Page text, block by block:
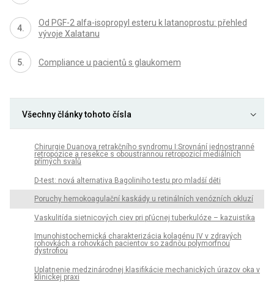
Od PGF-2 alfa-isopropyl esteru k latanoprostu: přehled
vývoje Xalatanu
Compliance u pacientů s glaukomem
Všechny články tohoto čísla
Chirurgie Duanova retrakčního syndromu I:Srovnání jednostranné
retropozice a resekce s oboustrannou retropozicí mediálních
přímých svalů
D-test: nová alternativa Bagoliniho testu pro mladší děti
Poruchy hemokoagulační kaskády u retinálních venózních okluzí
Vaskulitída sietnicových ciev pri pľúcnej tuberkulóze – kazuistika
Imunohistochemická charakterizácia kolagénu IV v zdravých
rohovkách a rohovkách pacientov so zadnou polymorfnou
dystrofiou
Uplatnenie medzinárodnej klasifikácie mechanických úrazov oka v
klinickej praxi